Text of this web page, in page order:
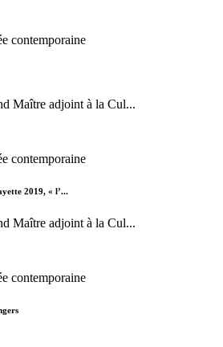
contemporaine
Maître adjoint à la Cul...
contemporaine
2019, « l’...
Maître adjoint à la Cul...
contemporaine